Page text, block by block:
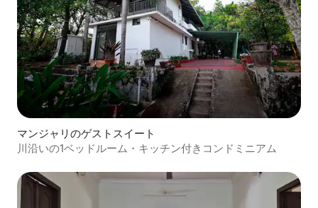
マンジャリのゲストスイート
川沿いの1ベッドルーム・キッチン付きコンドミニアム